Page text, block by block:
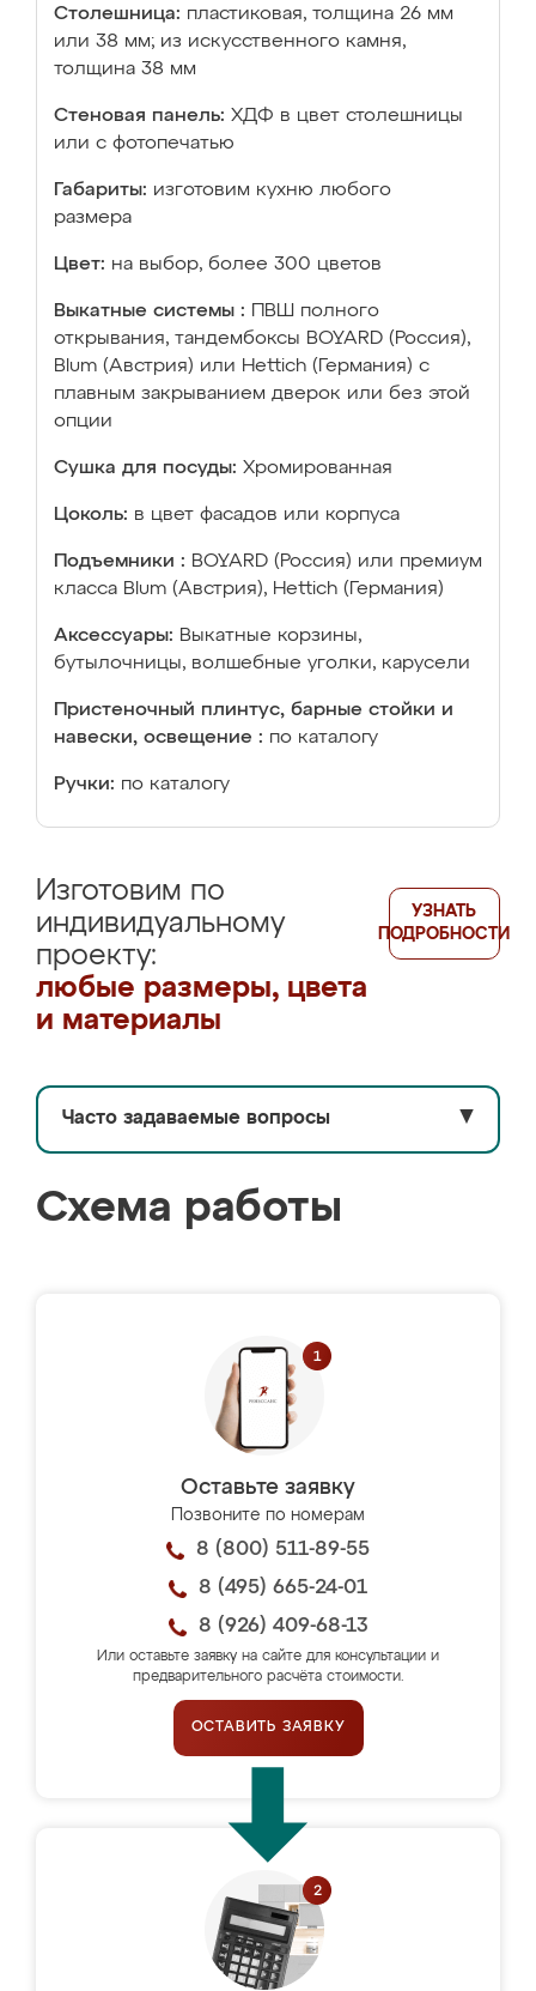
Столешница: пластиковая, толщина 26 мм
или 38 мм; из искусственного камня,
толщина 38 мм
Стеновая панель: ХДФ в цвет столешницы
или с фотопечатью
Габариты: изготовим кухню любого
размера
Цвет: на выбор, более 300 цветов
Выкатные системы :
ПВШ полного
открывания, тандембоксы BOYARD (Россия),
Blum (Австрия) или Hettich (Германия) с
плавным закрыванием дверок или без этой
опции
Сушка для посуды: Хромированная
Цоколь: в цвет фасадов или корпуса
Подъемники : BOYARD (Россия) или премиум
класса Blum (Австрия), Hettich (Германия)
Аксессуары: Выкатные корзины,
бутылочницы, волшебные уголки, карусели
Пристеночный плинтус, барные стойки и
навески, освещение : по каталогу
Ручки: по каталогу
Изготовим по
индивидуальному
проекту:
любые размеры, цвета
и материалы
УЗНАТЬ
ПОДРОБНОСТИ
Часто задаваемые вопросы ▼
Схема работы
Оставьте заявку
Позвоните по номерам
8 (800) 511-89-55
8 (495) 665-24-01
8 (926) 409-68-13
Или оставьте заявку на сайте для консультации и
предварительного расчёта стоимости.
ОСТАВИТЬ ЗАЯВКУ